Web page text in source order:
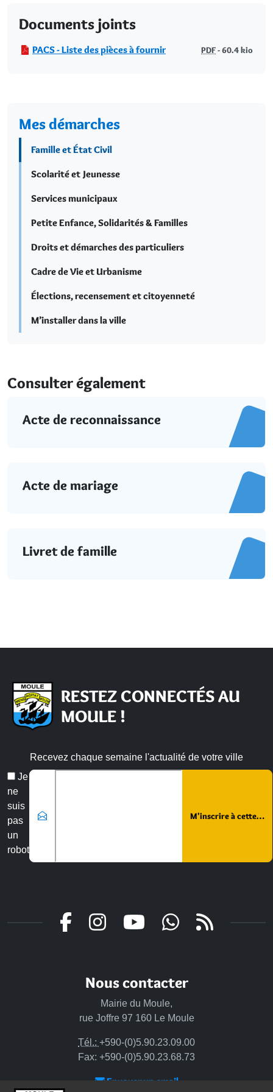
Documents joints
PACS - Liste des pièces à fournir PDF-60.4 kio
Mes démarches
Famille et État Civil
Scolarité et Jeunesse
Services municipaux
Petite Enfance, Solidarités & Familles
Droits et démarches des particuliers
Cadre de Vie et Urbanisme
Élections, recensement et citoyenneté
M’installer dans la ville
Consulter également
Acte de reconnaissance
Acte de mariage
Livret de famille
RESTEZ CONNECTÉS AU
MOULE !
Recevez chaque semaine l'actualité de votre ville
Je
ne
suis
pas
un
robot
Email
Nous contacter
Mairie du Moule,
rue Joffre 97 160 Le Moule
Tél.: +590-(0)5.90.23.09.00
Fax: +590-(0)5.90.23.68.73
Envoyer un email